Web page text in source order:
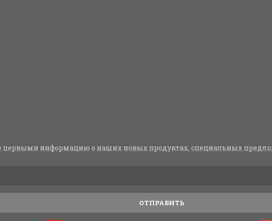
первыми информацию о наших новых продуктах, специальных
ОТПРАВИТЬ